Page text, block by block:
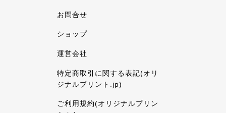
お問合せ
ショップ
運営会社
特定商取引に関する表記(オリ
ジナルプリント.jp)
ご利用規約(オリジナルプリン